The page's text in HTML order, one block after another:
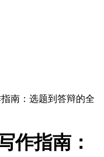
南：选题到答辩的全
作指南：